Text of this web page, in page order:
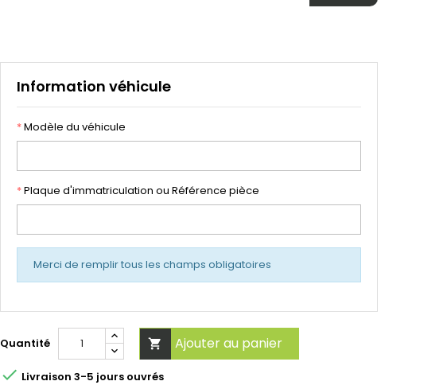
Information véhicule
*Modèle du véhicule
*Plaque d'immatriculation ou Référence pièce
Merci de remplir tous les champs obligatoires
Quantité  Ajouter au panier
 Livraison 3-5 jours ouvrés